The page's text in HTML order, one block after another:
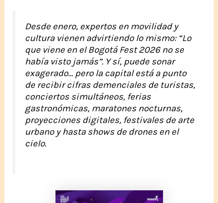
Desde enero, expertos en movilidad y
cultura vienen advirtiendo lo mismo: “Lo
que viene en el Bogotá Fest 2026 no se
había visto jamás”. Y sí, puede sonar
exagerado… pero la capital está a punto
de recibir cifras demenciales de turistas,
conciertos simultáneos, ferias
gastronómicas, maratones nocturnas,
proyecciones digitales, festivales de arte
urbano y hasta shows de drones en el
cielo.